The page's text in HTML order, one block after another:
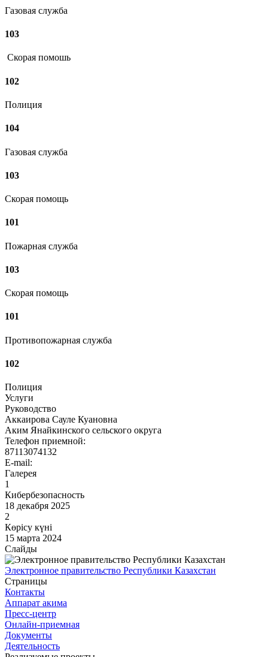
Газовая служба
103
Скорая помошь
102
Полиция
104
Газовая служба
103
Скорая помощь
101
Пожарная служба
103
Скорая помощь
101
Противопожарная служба
102
Полиция
Услуги
Руководство
Аккаирова Сауле Куановна
Аким Янайкинского сельского округа
Телефон приемной:
87113074132
E-mail:
Галерея
1
Кибербезопасность
18 декабря 2025
2
Көрісу күні
15 марта 2024
Слайды
Электронное правительство Республики Казахстан
Страницы
Контакты
Аппарат акима
Пресс-центр
Онлайн-приемная
Документы
Деятельность